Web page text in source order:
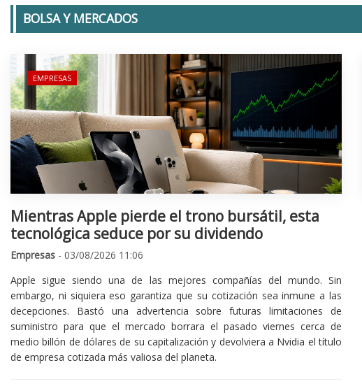
BOLSA Y MERCADOS
EMPRESAS
Mientras Apple pierde el trono bursátil, esta
tecnológica seduce por su dividendo
Empresas - 03/08/2026 11:06
Apple sigue siendo una de las mejores compañías del mundo. Sin
embargo, ni siquiera eso garantiza que su cotización sea inmune a las
decepciones. Bastó una advertencia sobre futuras limitaciones de
suministro para que el mercado borrara el pasado viernes cerca de
medio billón de dólares de su capitalización y devolviera a Nvidia el título
de empresa cotizada más valiosa del planeta.